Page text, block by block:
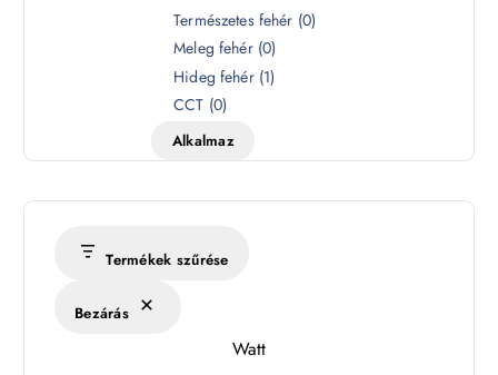
é
s
k
Természetes fehér (0)
Meleg fehér (0)
Hideg fehér (1)
CCT (0)
Alkalmaz
Termékek szűrése
Bezárás
Watt